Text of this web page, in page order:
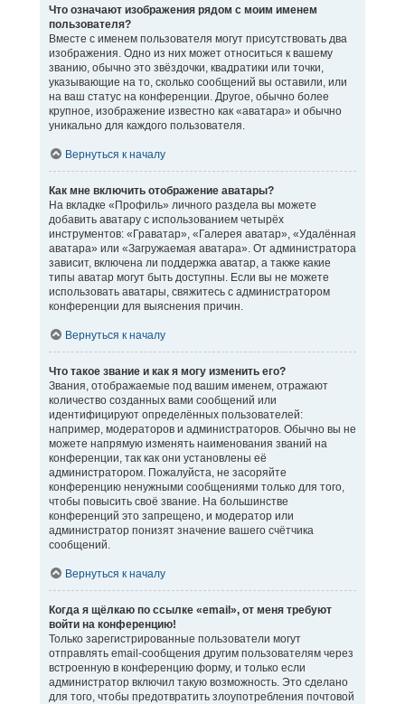
Что означают изображения рядом с моим именем
пользователя?
Вместе с именем пользователя могут присутствовать два
изображения. Одно из них может относиться к вашему
званию, обычно это звёздочки, квадратики или точки,
указывающие на то, сколько сообщений вы оставили, или
на ваш статус на конференции. Другое, обычно более
крупное, изображение известно как «аватара» и обычно
уникально для каждого пользователя.
Вернуться к началу
Как мне включить отображение аватары?
На вкладке «Профиль» личного раздела вы можете
добавить аватару с использованием четырёх
инструментов: «Граватар», «Галерея аватар», «Удалённая
аватара» или «Загружаемая аватара». От администратора
зависит, включена ли поддержка аватар, а также какие
типы аватар могут быть доступны. Если вы не можете
использовать аватары, свяжитесь с администратором
конференции для выяснения причин.
Вернуться к началу
Что такое звание и как я могу изменить его?
Звания, отображаемые под вашим именем, отражают
количество созданных вами сообщений или
идентифицируют определённых пользователей:
например, модераторов и администраторов. Обычно вы не
можете напрямую изменять наименования званий на
конференции, так как они установлены её
администратором. Пожалуйста, не засоряйте
конференцию ненужными сообщениями только для того,
чтобы повысить своё звание. На большинстве
конференций это запрещено, и модератор или
администратор понизят значение вашего счётчика
сообщений.
Вернуться к началу
Когда я щёлкаю по ссылке «email», от меня требуют
войти на конференцию!
Только зарегистрированные пользователи могут
отправлять email-сообщения другим пользователям через
встроенную в конференцию форму, и только если
администратор включил такую возможность. Это сделано
для того, чтобы предотвратить злоупотребления почтовой